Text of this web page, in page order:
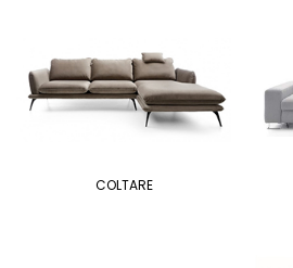
COLTARE